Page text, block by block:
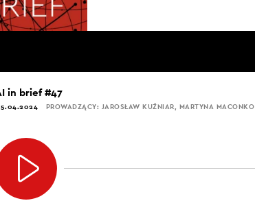
in brief #47
PROWADZĄCY: JAROSŁAW KUŹNIAR, MARTYNA MACONKO